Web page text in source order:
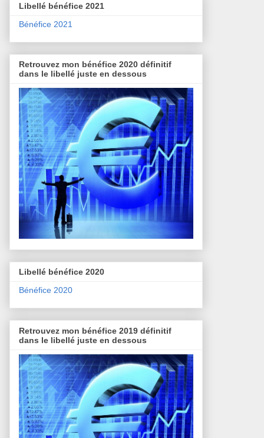
Libellé bénéfice 2021
Bénéfice 2021
Retrouvez mon bénéfice 2020 définitif
dans le libellé juste en dessous
Libellé bénéfice 2020
Bénéfice 2020
Retrouvez mon bénéfice 2019 définitif
dans le libellé juste en dessous